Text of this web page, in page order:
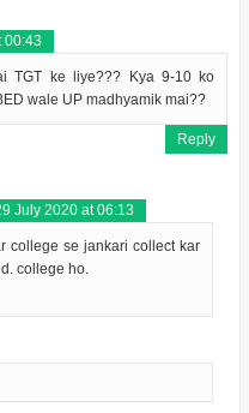
00:43
TGT ke liye??? Kya 9-10 ko
wale UP madhyamik mai??
Reply
July 2020 at 06:13
college se jankari collect kar
college ho.